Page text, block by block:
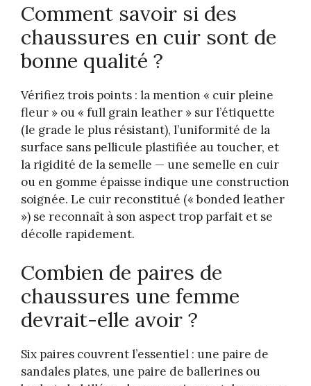
Comment savoir si des
chaussures en cuir sont de
bonne qualité ?
Vérifiez trois points : la mention « cuir pleine
fleur » ou « full grain leather » sur l’étiquette
(le grade le plus résistant), l’uniformité de la
surface sans pellicule plastifiée au toucher, et
la rigidité de la semelle — une semelle en cuir
ou en gomme épaisse indique une construction
soignée. Le cuir reconstitué (« bonded leather
») se reconnaît à son aspect trop parfait et se
décolle rapidement.
Combien de paires de
chaussures une femme
devrait-elle avoir ?
Six paires couvrent l’essentiel : une paire de
sandales plates, une paire de ballerines ou